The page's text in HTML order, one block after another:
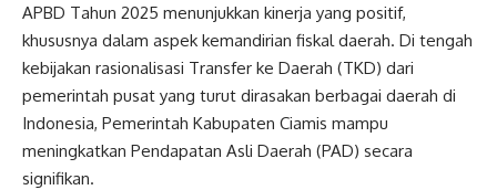
APBD Tahun 2025 menunjukkan kinerja yang positif,
khususnya dalam aspek kemandirian fiskal daerah. Di tengah
kebijakan rasionalisasi Transfer ke Daerah (TKD) dari
pemerintah pusat yang turut dirasakan berbagai daerah di
Indonesia, Pemerintah Kabupaten Ciamis mampu
meningkatkan Pendapatan Asli Daerah (PAD) secara
signifikan.